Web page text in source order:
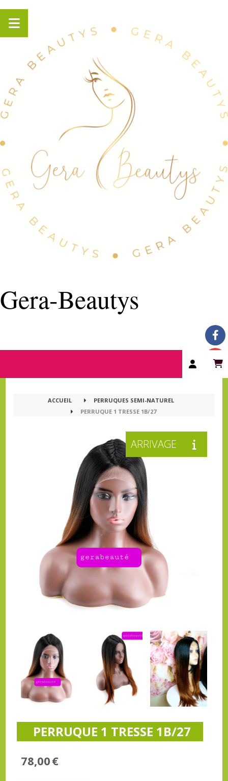
Gera-Beautys
ACCUEIL
PERRUQUES SEMI-NATUREL
PERRUQUE 1 TRESSE 1B/27
PERRUQUE 1 TRESSE 1B/27
78,00€